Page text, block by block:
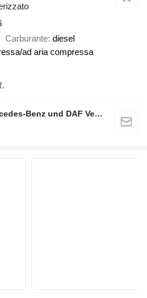
Carburante diesel
ad aria compressa
Riess GmbH & Co. KG Mercedes-Benz und DAF Vertragspartner